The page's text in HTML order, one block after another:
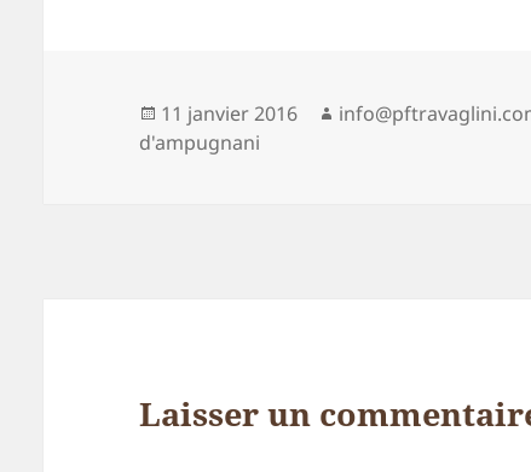
Publié
le
11 janvier 2016 Auteur
d'ampugnani
Laisser un